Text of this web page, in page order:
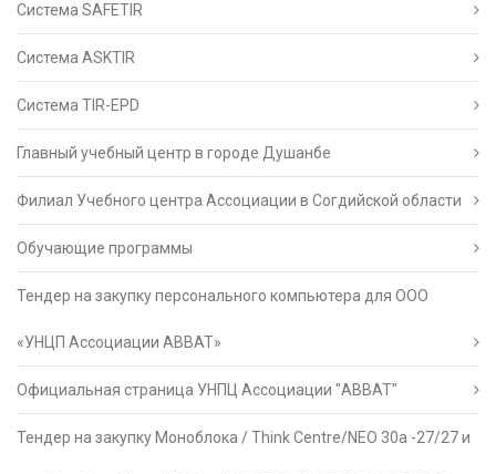
Система SAFETIR
Система ASKTIR
Система TIR-EPD
Главный учебный центр в городе Душанбе
Филиал Учебного центра Ассоциации в Согдийской области
Обучающие программы
Тендер на закупку персонального компьютера для ООО
«УНЦП Ассоциации АВВАТ»
Официальная страница УНПЦ Ассоциации "АВВАТ"
Тендер на закупку Моноблока / Think Centre/NEO 30a -27/27 и